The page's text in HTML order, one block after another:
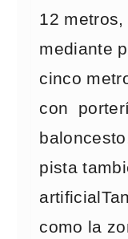
12
mediante
cinco
con
pista
como la